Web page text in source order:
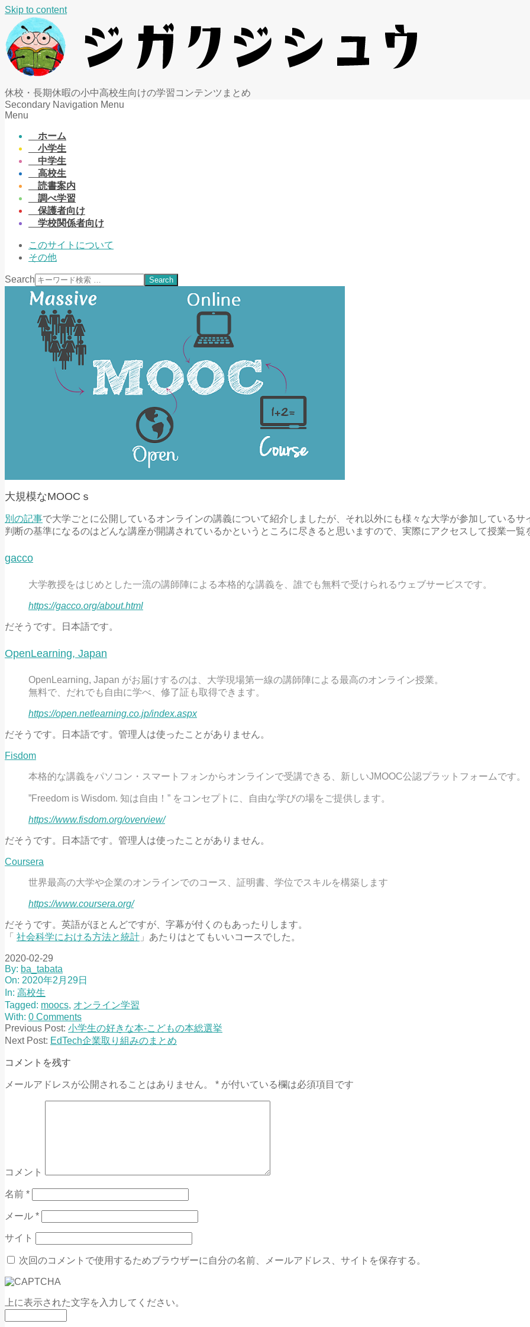
Skip to content
休校・長期休暇の小中高校生向けの学習コンテンツまとめ
Secondary Navigation Menu
Menu
ホーム
小学生
中学生
高校生
読書案内
調べ学習
保護者向け
学校関係者向け
このサイトについて
その他
Search
大規模なMOOCｓ
別の記事で大学ごとに公開しているオンラインの講義について紹介しましたが、それ以外にも様々な大学が参加しているサ
判断の基準になるのはどんな講座が開講されているかというところに尽きると思いますので、実際にアクセスして授業一覧
gacco
大学教授をはじめとした一流の講師陣による本格的な講義を、誰でも無料で受けられるウェブサービスです。
https://gacco.org/about.html
だそうです。日本語です。
OpenLearning, Japan
OpenLearning, Japan がお届けするのは、大学現場第一線の講師陣による最高のオンライン授業。
無料で、だれでも自由に学べ、修了証も取得できます。
https://open.netlearning.co.jp/index.aspx
だそうです。日本語です。管理人は使ったことがありません。
Fisdom
本格的な講義をパソコン・スマートフォンからオンラインで受講できる、新しいJMOOC公認プラットフォームです。
”Freedom is Wisdom. 知は自由！” をコンセプトに、自由な学びの場をご提供します。
https://www.fisdom.org/overview/
だそうです。日本語です。管理人は使ったことがありません。
Coursera
世界最高の大学や企業のオンラインでのコース、証明書、学位でスキルを構築します
https://www.coursera.org/
だそうです。英語がほとんどですが、字幕が付くのもあったりします。
「 社会科学における方法と統計 」あたりはとてもいいコースでした。
2020-02-29
By: ba_tabata
On: 2020年2月29日
In: 高校生
Tagged: moocs, オンライン学習
With: 0 Comments
Previous Post: 小学生の好きな本‐こどもの本総選挙
Next Post: EdTech企業取り組みのまとめ
コメントを残す
メールアドレスが公開されることはありません。 * が付いている欄は必須項目です
コメント
名前 *
メール *
サイト
次回のコメントで使用するためブラウザーに自分の名前、メールアドレス、サイトを保存する。
上に表示された文字を入力してください。